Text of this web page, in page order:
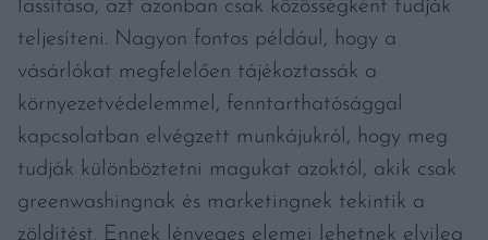
lassítása, azt azonban csak közösségként tudják
teljesíteni. Nagyon fontos például, hogy a
vásárlókat megfelelően tájékoztassák a
környezetvédelemmel, fenntarthatósággal
kapcsolatban elvégzett munkájukról, hogy meg
tudják különböztetni magukat azoktól, akik csak
greenwashingnak és marketingnek tekintik a
zöldítést. Ennek lényeges elemei lehetnek elvileg